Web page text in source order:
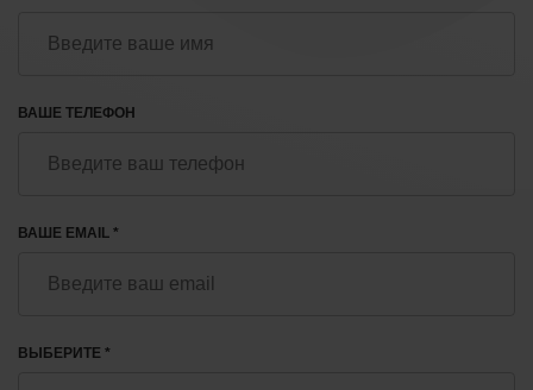
ВАШЕ ТЕЛЕФОН
ВАШЕ EMAIL *
ВЫБЕРИТЕ *